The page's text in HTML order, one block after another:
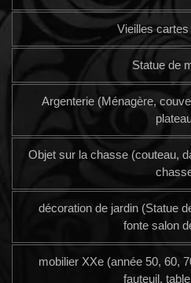
Vieilles
Statue de
Argenterie (Ménagère,
Objet sur la chasse (couteau,
décoration de jardin (Statue
fonte salon
mobilier XXe (année 50, 60,
fauteuil,